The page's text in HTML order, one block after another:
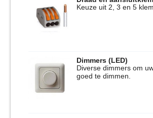
Keuze uit 2, 3 en 5
Dimmers (LED)
Diverse dimmers om
goed te dimmen.